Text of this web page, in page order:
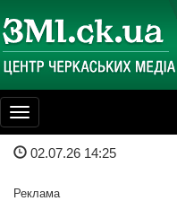
Toggle
navigation
02.07.26 14:25
Реклама